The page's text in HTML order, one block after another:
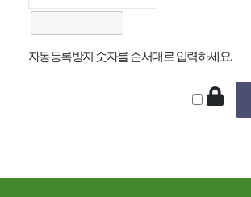
자동등록방지 숫자를 순서대로 입력하세요.